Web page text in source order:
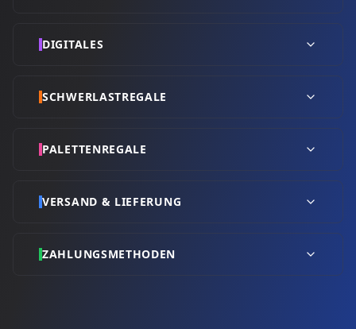
DIGITALES
SCHWERLASTREGALE
PALETTENREGALE
VERSAND & LIEFERUNG
ZAHLUNGSMETHODEN